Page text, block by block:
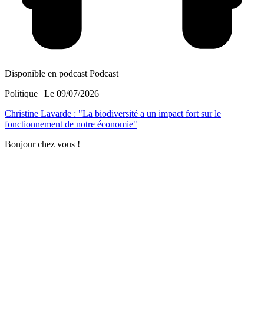
Disponible en podcast Podcast
Politique | Le 09/07/2026
Christine Lavarde : "La biodiversité a un impact fort sur le
fonctionnement de notre économie"
Bonjour chez vous !